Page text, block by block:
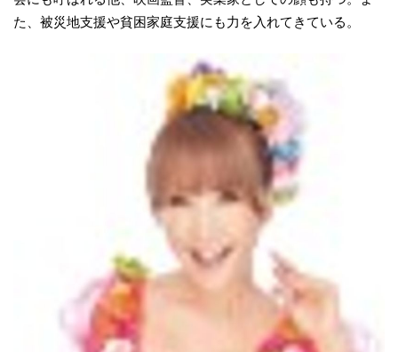
た、被災地支援や貧困家庭支援にも力を入れてきている。